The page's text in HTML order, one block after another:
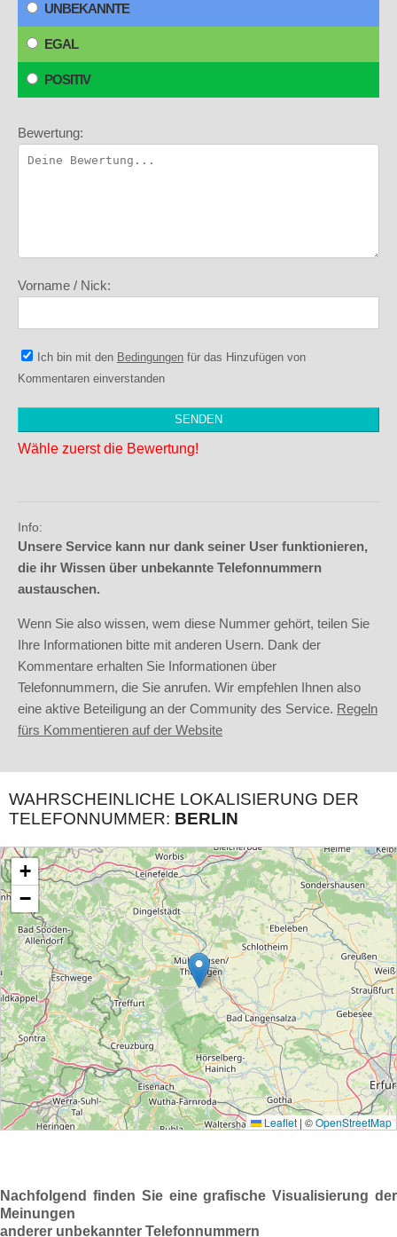
UNBEKANNTE
EGAL
POSITIV
Bewertung:
Vorname / Nick:
Ich bin mit den Bedingungen für das Hinzufügen von
Kommentaren einverstanden
Wähle zuerst die Bewertung!
Info:
Unsere Service kann nur dank seiner User funktionieren,
die ihr Wissen über unbekannte Telefonnummern
austauschen.
Wenn Sie also wissen, wem diese Nummer gehört, teilen Sie
Ihre Informationen bitte mit anderen Usern. Dank der
Kommentare erhalten Sie Informationen über
Telefonnummern, die Sie anrufen. Wir empfehlen Ihnen also
eine aktive Beteiligung an der Community des Service. Regeln
fürs Kommentieren auf der Website
WAHRSCHEINLICHE LOKALISIERUNG DER
TELEFONNUMMER: BERLIN
Nachfolgend finden Sie eine grafische Visualisierung der
Meinungen
anderer unbekannter Telefonnummern